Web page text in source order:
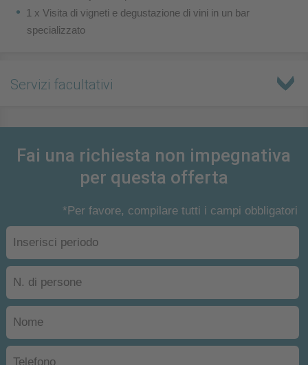
1 x Visita di vigneti e degustazione di vini in un bar
specializzato
Servizi facultativi
Fai una richiesta non impegnativa
per questa offerta
*Per favore, compilare tutti i campi obbligatori